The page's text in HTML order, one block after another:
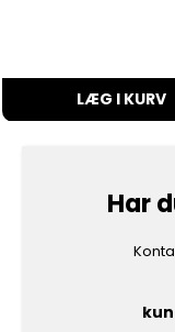
LÆG I KURV
Har